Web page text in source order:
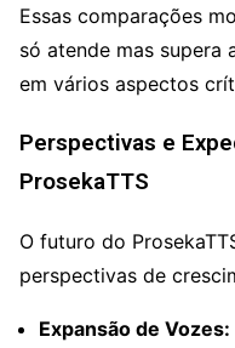
Essas comparações
só atende mas supera
em vários aspectos
Perspectivas e
ProsekaTTS
O futuro do
perspectivas de
Expansão de Vozes: